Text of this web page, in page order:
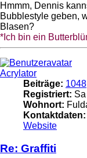
Hmmm, Dennis
Bubblestyle geben,
Blasen?
*Ich bin ein
Nach
oben
Acrylator
Beiträge: 1048
Registriert:
Wohnort:
Kontaktdaten:
Kontaktdaten
Acrylator
Website
Re: Graffiti